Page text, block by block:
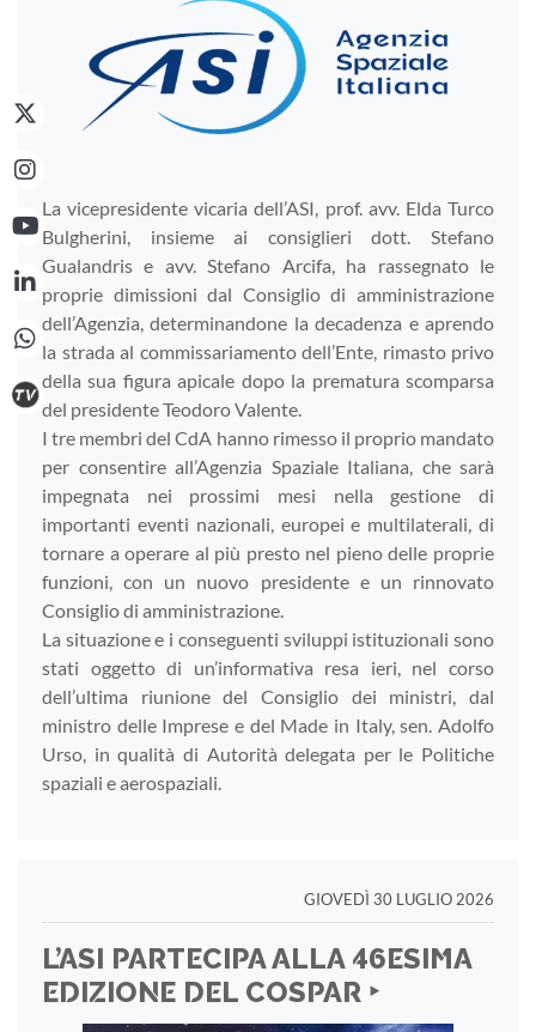
La vicepresidente vicaria dell’ASI, prof. avv. Elda Turco
Bulgherini, insieme ai consiglieri dott. Stefano
Gualandris e avv. Stefano Arcifa, ha rassegnato le
proprie dimissioni dal Consiglio di amministrazione
dell’Agenzia, determinandone la decadenza e aprendo
la strada al commissariamento dell’Ente, rimasto privo
della sua figura apicale dopo la prematura scomparsa
del presidente Teodoro Valente.
I tre membri del CdA hanno rimesso il proprio mandato
per consentire all’Agenzia Spaziale Italiana, che sarà
impegnata nei prossimi mesi nella gestione di
importanti eventi nazionali, europei e multilaterali, di
tornare a operare al più presto nel pieno delle proprie
funzioni, con un nuovo presidente e un rinnovato
Consiglio di amministrazione.
La situazione e i conseguenti sviluppi istituzionali sono
stati oggetto di un’informativa resa ieri, nel corso
dell’ultima riunione del Consiglio dei ministri, dal
ministro delle Imprese e del Made in Italy, sen. Adolfo
Urso, in qualità di Autorità delegata per le Politiche
spaziali e aerospaziali.
GIOVEDÌ 30 LUGLIO 2026
L’ASI PARTECIPA ALLA 46ESIMA
EDIZIONE DEL COSPAR ‣